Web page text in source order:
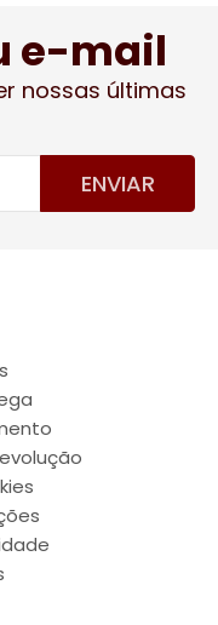
e-mail
nossas últimas
ENVIAR